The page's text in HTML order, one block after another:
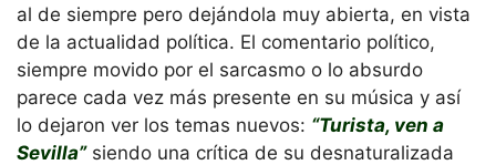
al de siempre pero dejándola muy abierta, en vista
de la actualidad política. El comentario político,
siempre movido por el sarcasmo o lo absurdo
parece cada vez más presente en su música y así
lo dejaron ver los temas nuevos: “Turista, ven a
Sevilla”siendo una crítica de su desnaturalizada